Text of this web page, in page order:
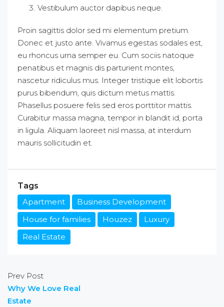
Vestibulum auctor dapibus neque.
Proin sagittis dolor sed mi elementum pretium.
Donec et justo ante. Vivamus egestas sodales est,
eu rhoncus urna semper eu. Cum sociis natoque
penatibus et magnis dis parturient montes,
nascetur ridiculus mus. Integer tristique elit lobortis
purus bibendum, quis dictum metus mattis.
Phasellus posuere felis sed eros porttitor mattis.
Curabitur massa magna, tempor in blandit id, porta
in ligula. Aliquam laoreet nisl massa, at interdum
mauris sollicitudin et.
Tags
Apartment
Business Development
House for families
Houzez
Luxury
Real Estate
Prev Post
Why We Love Real
Estate